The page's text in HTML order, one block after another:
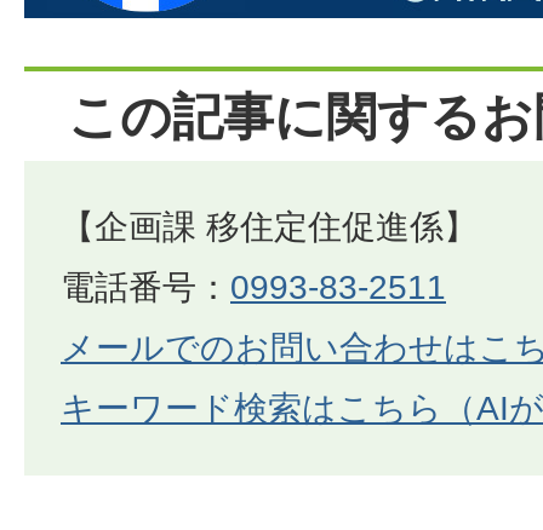
この記事に関する
【企画課 移住定住促進係】
電話番号： 0993-83-2511
メールでのお問い合わせはこ
キーワード検索はこちら（AI